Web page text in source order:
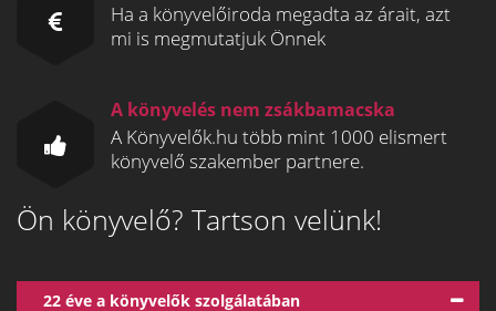
Ha a könyvelőiroda megadta az árait, azt
mi is megmutatjuk Önnek
A könyvelés nem zsákbamacska
A Könyvelők.hu több mint 1000 elismert
könyvelő szakember partnere.
Ön könyvelő? Tartson velünk!
22 éve a könyvelők szolgálatában